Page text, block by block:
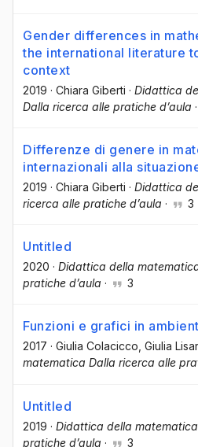
Gender differences in
the international literature
context
2019 · Chiara Giberti · Didattica
Dalla ricerca alle pratiche d’aula ·
Differenze di genere in
internazionali alla
2019 · Chiara Giberti · Didattica
ricerca alle pratiche d’aula · 3
Untitled
2020 · Didattica della
pratiche d’aula · 3
Funzioni e grafici in
2017 · Giulia Colacicco, Giulia
matematica Dalla ricerca alle
Untitled
2019 · Didattica della
pratiche d’aula · 3